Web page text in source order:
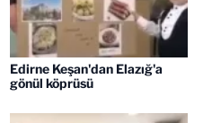
Edirne Keşan'dan Elazığ'a
gönül köprüsü